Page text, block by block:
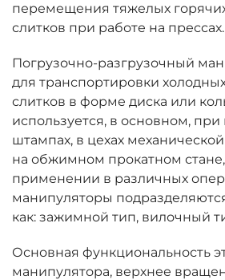
перемещения тяжелых
слитков при работе на прессах.
Погрузочно-разгрузочный
для транспортировки
слитков в форме диска или
используется, в основном, при
штампах, в цехах
на обжимном прокатном
применении в различных
манипуляторы
как: зажимной тип, вилочный
Основная функциональность
манипулятора, верхнее